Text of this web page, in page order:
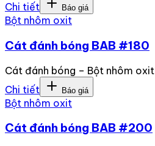
Chi tiết
Báo giá
Bột nhôm oxit
Cát đánh bóng BAB #180
Cát đánh bóng – Bột nhôm oxit
Chi tiết
Báo giá
Bột nhôm oxit
Cát đánh bóng BAB #200